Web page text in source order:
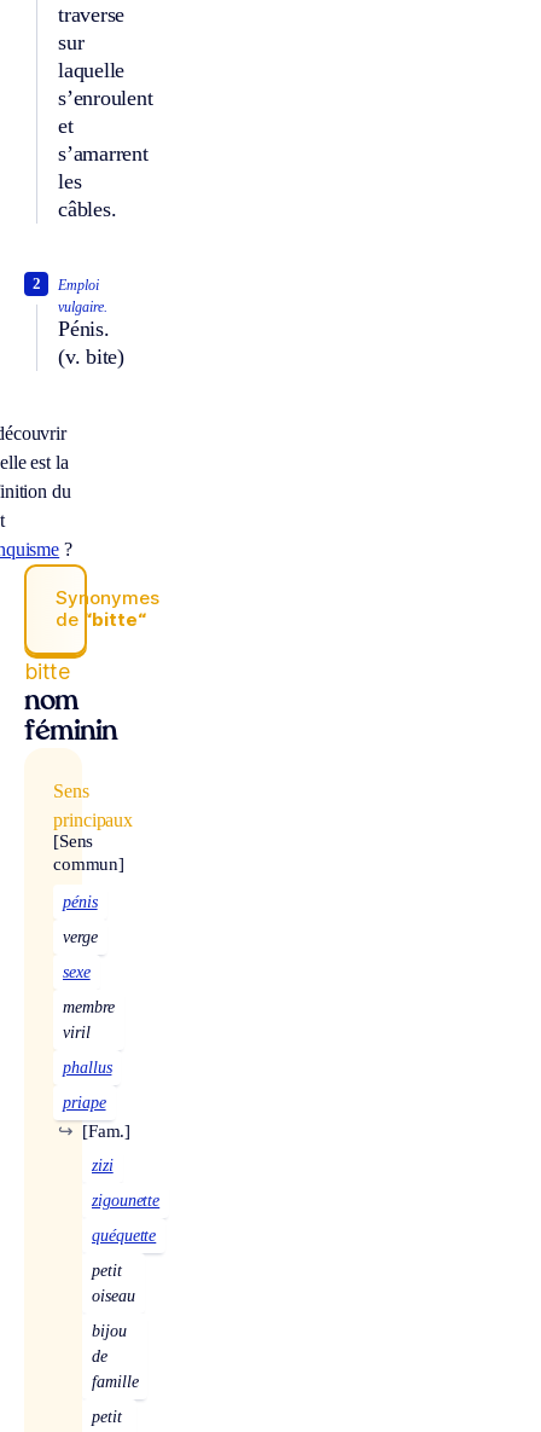
traverse
sur
laquelle
s’enroulent
et
s’amarrent
les
câbles.
Emploi
vulgaire.
Pénis.
(v. bite)
2
est la
du
?
Synonymes
de “bitte“
bitte
nom
féminin
Sens
principaux
[Sens
commun]
pénis
verge
sexe
membre
viril
phallus
priape
[Fam.]
↪
zizi
zigounette
quéquette
petit
oiseau
bijou
de
famille
petit